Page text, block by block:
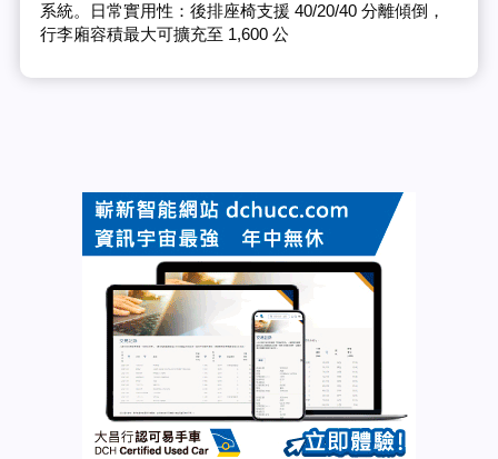
系統。日常實用性：後排座椅支援 40/20/40 分離傾倒，
行李廂容積最大可擴充至 1,600 公